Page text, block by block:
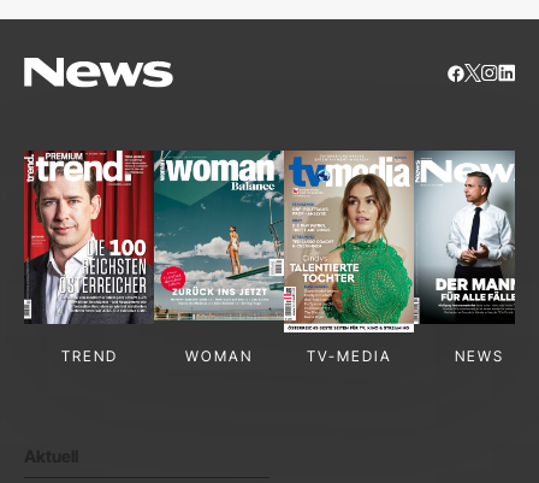
TREND WOMAN TV-MEDIA NEWS